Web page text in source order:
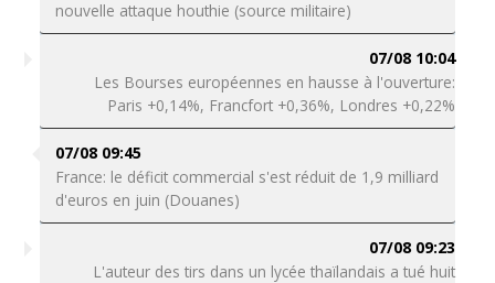
nouvelle attaque houthie (source militaire)
07/08 10:04
Les Bourses européennes en hausse à l'ouverture:
Paris +0,14%, Francfort +0,36%, Londres +0,22%
07/08 09:45
France: le déficit commercial s'est réduit de 1,9 milliard
d'euros en juin (Douanes)
07/08 09:23
L'auteur des tirs dans un lycée thaïlandais a tué huit